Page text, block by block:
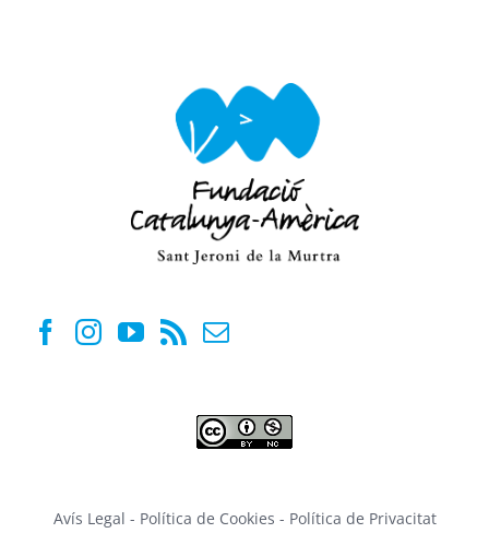
Avís Legal - Política de Cookies - Política de Privacitat